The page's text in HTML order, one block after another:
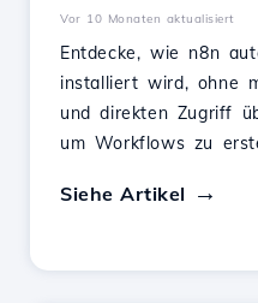
Vor 10 Monaten aktualisiert
Entdecke, wie n8n
installiert wird, ohne
und direkten Zugriff
um Workflows zu
Siehe Artikel